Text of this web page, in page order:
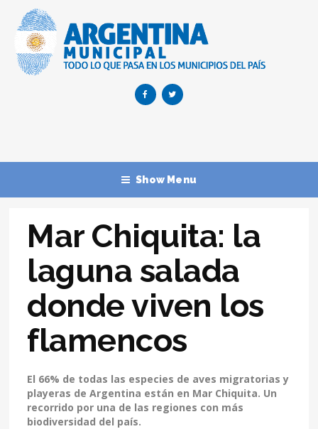
Show Menu
Mar Chiquita: la
laguna salada
donde viven los
flamencos
El 66% de todas las especies de aves migratorias y
playeras de Argentina están en Mar Chiquita. Un
recorrido por una de las regiones con más
biodiversidad del país.